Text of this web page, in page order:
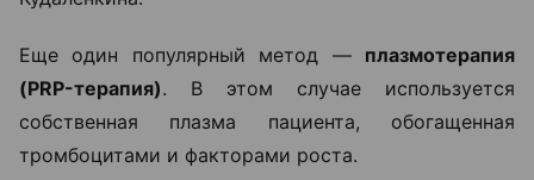
Еще один популярный метод — плазмотерапия
(PRP-терапия). В этом случае используется
собственная плазма пациента, обогащенная
тромбоцитами и факторами роста.